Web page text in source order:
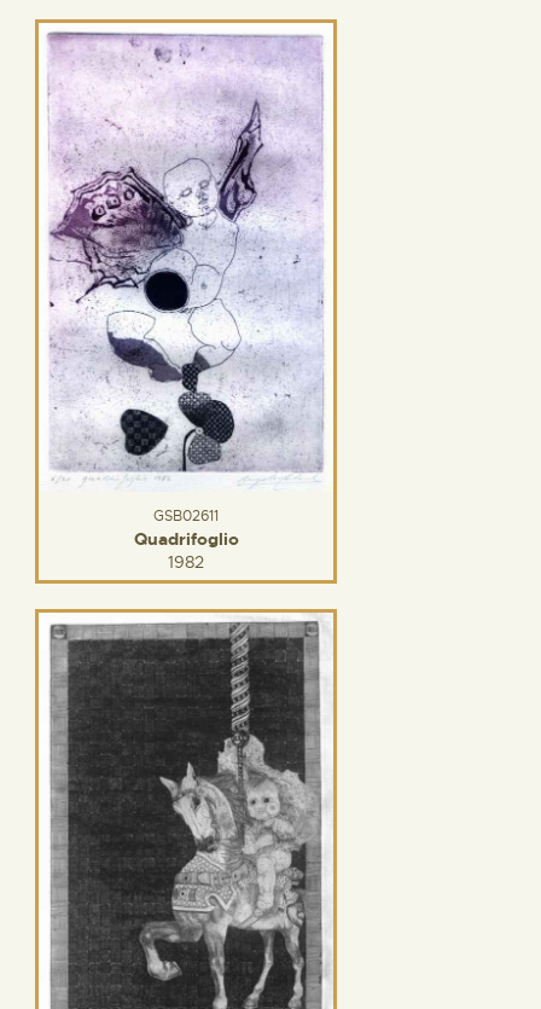
GSB02611
Quadrifoglio
1982